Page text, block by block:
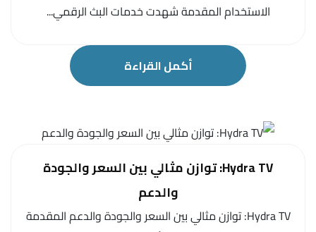
الاستخدام المقدمة شهدت خدمات البث الرقمي...
أكمل القراءة
Hydra TV: توازن مثالي بين السعر والجودة
والدعم
Hydra TV: توازن مثالي بين السعر والجودة والدعم المقدمة